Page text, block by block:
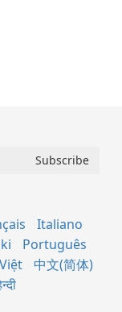
Italiano
Português
中文(简体)